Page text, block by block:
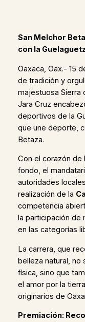
San Melchor
con la
Oaxaca, Oax.- 15
de tradición y
majestuosa Sierra
Jara Cruz
deportivos de la
que une deporte,
Betaza.
Con el corazón de
fondo, el
autoridades
realización de la
competencia
la participación de
en las categorías
La carrera, que
belleza natural, no
física, sino que
el amor por la
originarios de
Premiación: